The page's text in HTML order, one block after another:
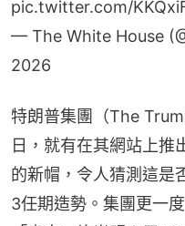
— The White House
2026
日，就有在其網站上
的新帽，令人猜測這是
3任期造勢。集團更一
「未來一片光明！用